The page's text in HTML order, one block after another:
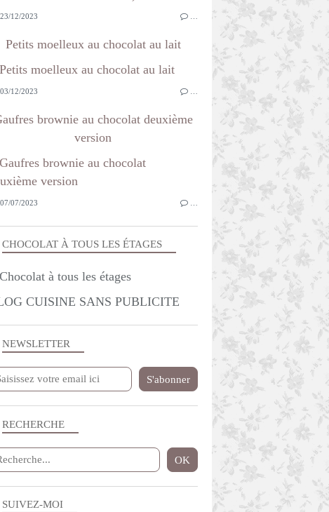
NEWSLETTER
SUIVEZ-MOI
RECHERCHE
CHOCOLAT À TOUS LES ÉTAGES
CUISINE SANS PUBLICITE
23/12/2023
Petits moelleux au chocolat au lait
03/12/2023
brownie au chocolat deuxième
version
07/07/2023